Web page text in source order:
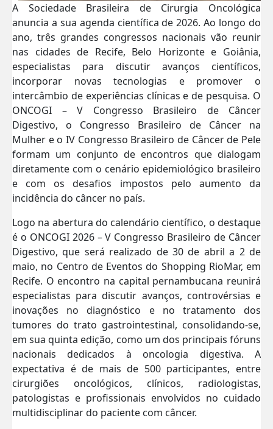
A Sociedade Brasileira de Cirurgia Oncológica
anuncia a sua agenda científica de 2026. Ao longo do
ano, três grandes congressos nacionais vão reunir
nas cidades de Recife, Belo Horizonte e Goiânia,
especialistas para discutir avanços científicos,
incorporar novas tecnologias e promover o
intercâmbio de experiências clínicas e de pesquisa. O
ONCOGI – V Congresso Brasileiro de Câncer
Digestivo, o Congresso Brasileiro de Câncer na
Mulher e o IV Congresso Brasileiro de Câncer de Pele
formam um conjunto de encontros que dialogam
diretamente com o cenário epidemiológico brasileiro
e com os desafios impostos pelo aumento da
incidência do câncer no país.
Logo na abertura do calendário científico, o destaque
é o ONCOGI 2026 – V Congresso Brasileiro de Câncer
Digestivo, que será realizado de 30 de abril a 2 de
maio, no Centro de Eventos do Shopping RioMar, em
Recife. O encontro na capital pernambucana reunirá
especialistas para discutir avanços, controvérsias e
inovações no diagnóstico e no tratamento dos
tumores do trato gastrointestinal, consolidando-se,
em sua quinta edição, como um dos principais fóruns
nacionais dedicados à oncologia digestiva. A
expectativa é de mais de 500 participantes, entre
cirurgiões oncológicos, clínicos, radiologistas,
patologistas e profissionais envolvidos no cuidado
multidisciplinar do paciente com câncer.